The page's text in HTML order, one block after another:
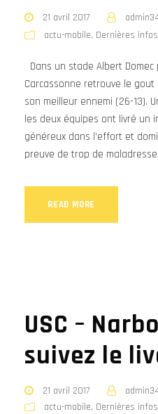
21 avril 2017
actu-mobile, Dernières infos
Dans un stade Albert Domec
Carcassonne retrouve le
son meilleur ennemi (26-13).
les deux équipes ont livré un
généreux dans l’effort et
preuve de trop de
READ MORE
USC –
suivez le
21 avril 2017
actu-mobile, Dernières infos